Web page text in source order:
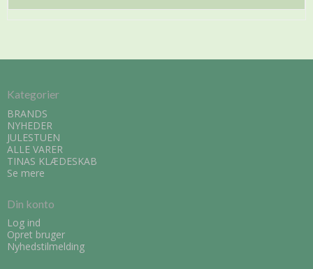
Kategorier
BRANDS
NYHEDER
JULESTUEN
ALLE VARER
TINAS KLÆDESKAB
Se mere
Din konto
Log ind
Opret bruger
Nyhedstilmelding